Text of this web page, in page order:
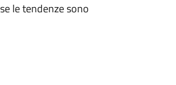
le tendenze sono